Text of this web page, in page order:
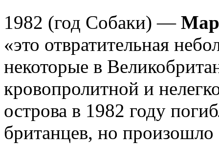
1982 (год Собаки) —
«это отвратительная
некоторые в
кровопролитной и
острова в 1982 году
британцев, но произошло